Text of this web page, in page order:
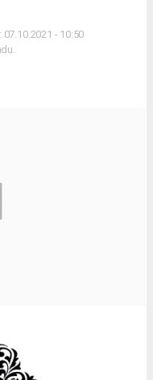
07.10.2021 - 10:50